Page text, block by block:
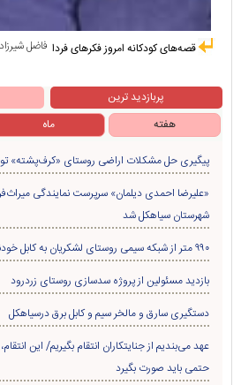
فاضل شیرزاد قصه‌های کودکانه امروز فکرهای فردا
پربازدید ترین
هفته
ماه
پیگیری حل مشکلات اراضی روستای «کرف‌پشته»
«علیرضا احمدی دیلمان» سرپرست نمایندگی
شهرستان سیاهکل شد
۹۹۰ متر از شبکه سیمی روستای لشکریان به کابل خودنگهدار ارتقاء یافت
بازدید مسئولین از پروژه سدسازی روستای زردرود
دستگیری سارق و مالخر سیم و کابل برق درسیاهکل
عهد می‌بندیم از جنایتکاران انتقام بگیریم/ این
حتمی باید صورت بگیرد